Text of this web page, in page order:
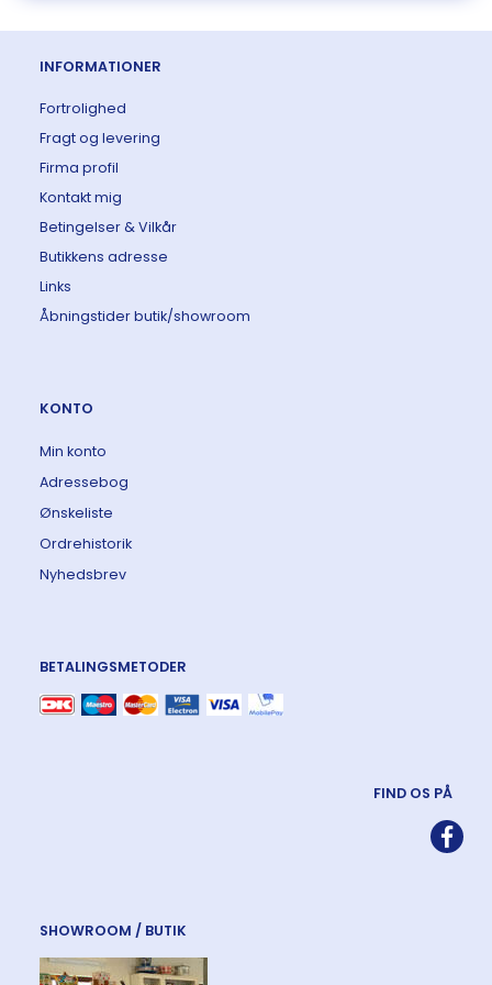
INFORMATIONER
Fortrolighed
Fragt og levering
Firma profil
Kontakt mig
Betingelser & Vilkår
Butikkens adresse
Links
Åbningstider butik/showroom
KONTO
Min konto
Adressebog
Ønskeliste
Ordrehistorik
Nyhedsbrev
BETALINGSMETODER
FIND OS PÅ
SHOWROOM / BUTIK